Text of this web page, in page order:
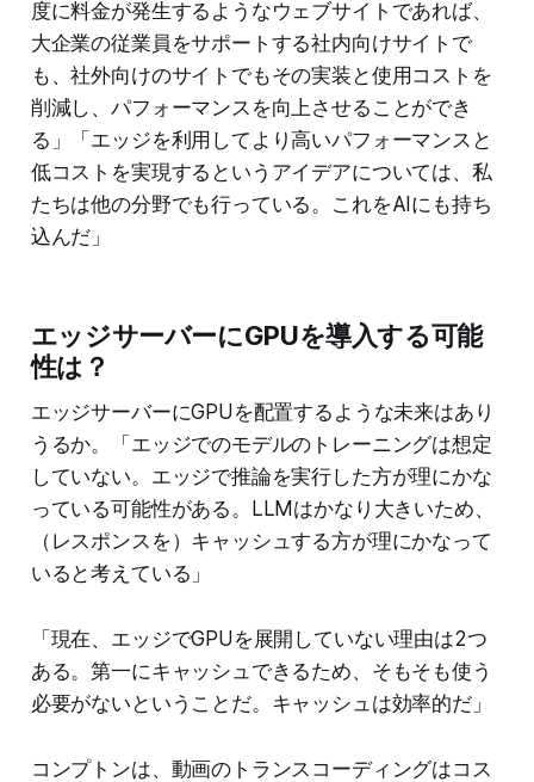
which response to use. In regular
caching, the request must match
the URL, token, or hash to use a
previous response. With semantic
caching,…
度に料金が発生するようなウェブサイトであれば、
大企業の従業員をサポートする社内向けサイトで
も、社外向けのサイトでもその実装と使用コストを
削減し、パフォーマンスを向上させることができ
る」「エッジを利用してより高いパフォーマンスと
低コストを実現するというアイデアについては、私
たちは他の分野でも行っている。これをAIにも持ち
込んだ」
エッジサーバーにGPUを導入する可能
性は？
エッジサーバーにGPUを配置するような未来はあり
うるか。「エッジでのモデルのトレーニングは想定
していない。エッジで推論を実行した方が理にかな
っている可能性がある。LLMはかなり大きいため、
（レスポンスを）キャッシュする方が理にかなって
いると考えている」
「現在、エッジでGPUを展開していない理由は2つ
ある。第一にキャッシュできるため、そもそも使う
必要がないということだ。キャッシュは効率的だ」
コンプトンは、動画のトランスコーディングはコス